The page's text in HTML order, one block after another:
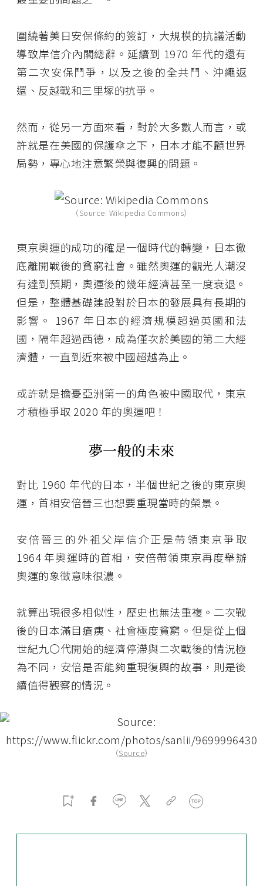
圍繞著美日安保條約的簽訂，大規模的抗議活動
導致岸信介內閣總辭。延續到 1970 年代的還有
第二次安保鬥爭，以及之後的全共鬥、沖繩返
還、反越戰和三里塚的抗爭。
然而，從另一方面來看，對於大多數人而言，或
許就是在美國的保護傘之下，日本才能不顧世界
局勢，專心地注意繁榮與復興的問題。
（Source: Wikipedia Commons）
東京奧運的成功的確是一個時代的轉變，日本徹
底離開戰後的貧窮社會。雖然奧運的觀光人潮沒
有達到預期，奧運後的幾年經濟甚至一度衰退。
但是，整體基礎建設對於日本的發展具有長期的
影響。 1967 年日本的經濟規模超過英國和法
國，隔年超過西德，成為僅次於美國的第二大經
濟體，一直到近來被中國超越為止。
或許就是擔憂亞洲第一的角色被中國取代，東京
才積極爭取 2020 年的奧運吧！
夢一般的未來
對比 1960 年代的日本，半個世紀之後的東京奧
運，首相安倍晉三也想要重現當時的榮景。
安倍晉三的外祖父岸信介正是帶領東京爭取
1964 年奧運時的首相，安倍帶領東京再度舉辦
奧運的象徵意味很濃。
就算出現很多相似性，歷史也無法重複。二次戰
後的日本滿目瘡痍、社會極度貧窮。但是從上個
世紀九〇代開始的經濟停滯與二次戰後的情況極
為不同，安倍是否能夠重現復興的故事，則是後
續值得觀察的情況。
（Source）